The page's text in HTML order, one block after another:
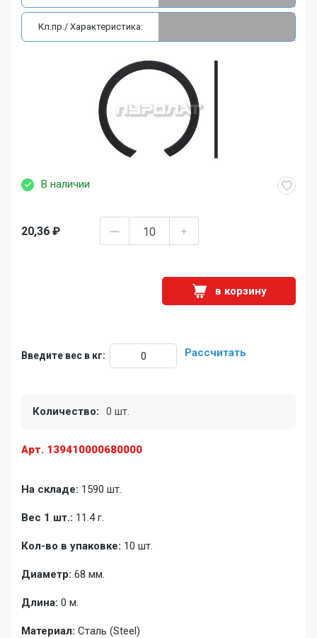
Арт. 139410000680000
В наличии
На складе: 1590 шт.
Вес 1 шт.: 11.4 г.
Кол-во в упаковке: 10 шт.
Диаметр: 68 мм.
Длина: 0 м.
Материал: Сталь (Steel)
20,36 ₽
в корзину
Введите вес в кг: Рассчитать
Количество: 0 шт.
Кл.пр./ Характеристика: